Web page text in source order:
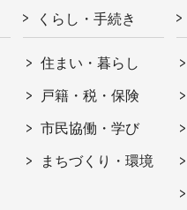
くらし・手続き
住まい・暮らし
戸籍・税・保険
市民協働・学び
まちづくり・環境